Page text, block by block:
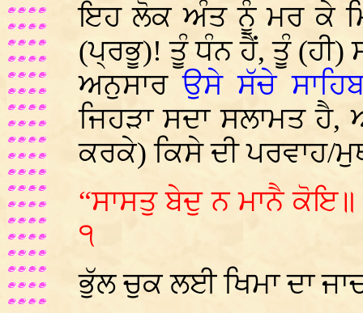
ਇਹ ਲੋਕ ਅੰਤ ਨੂੰ ਮਰ ਕੇ
(ਪ੍ਰਭੂ)! ਤੂੰ ਧੰਨ ਹੈਂ, ਤੂੰ (ਹੀ)
ਅਨੁਸਾਰਉਸੇ ਸੱਚੇ
ਜਿਹੜਾ ਸਦਾ ਸਲਾਮਤ
ਕਰਕੇ) ਕਿਸੇ ਦੀ ਪਰਵਾਹ/
“ਸਾਸਤੁ ਬੇਦੁ ਨ ਮਾਨੈ
੧
ਭੁੱਲ ਚੁਕ ਲਈ ਖਿਮਾ ਦਾ